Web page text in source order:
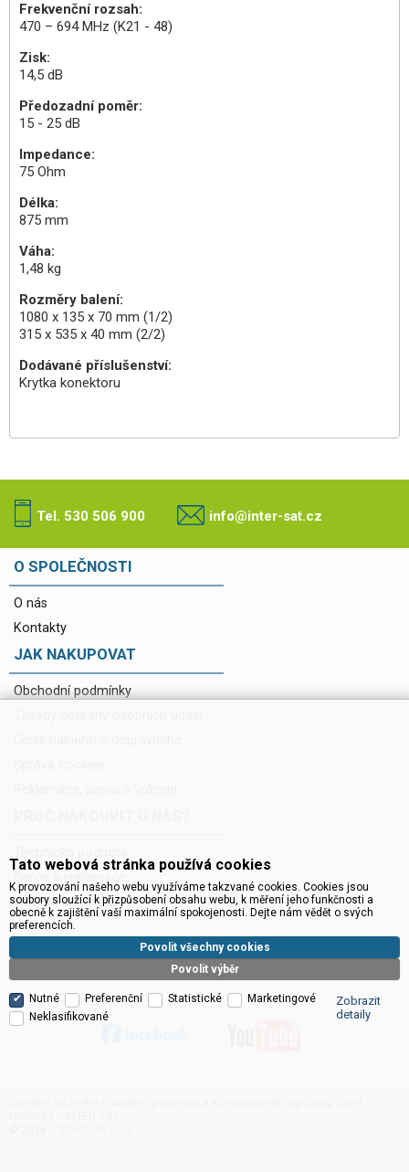
Frekvenční rozsah:
470 – 694 MHz (K21 - 48)
Zisk:
14,5 dB
Předozadní poměr:
15 - 25 dB
Impedance:
75 Ohm
Délka:
875 mm
Váha:
1,48 kg
Rozměry balení:
1080 x 135 x 70 mm (1/2)
315 x 535 x 40 mm (2/2)
Dodávané příslušenství:
Krytka konektoru
Tel. 530 506 900 info@inter-sat.cz
O SPOLEČNOSTI
O nás
Kontakty
JAK NAKUPOVAT
Obchodní podmínky
Novinky do mailu
Ke stažení
Tato webová stránka používá cookies
K provozování našeho webu využíváme takzvané cookies. Cookies jsou
soubory sloužící k přizpůsobení obsahu webu, k měření jeho funkčnosti a
obecně k zajištění vaší maximální spokojenosti. Dejte nám vědět o svých
preferencích.
Povolit výběr
Povolit všechny cookies
Nutné Preferenční Statistické
Marketingové
Neklasifikované
Zobrazit
detaily